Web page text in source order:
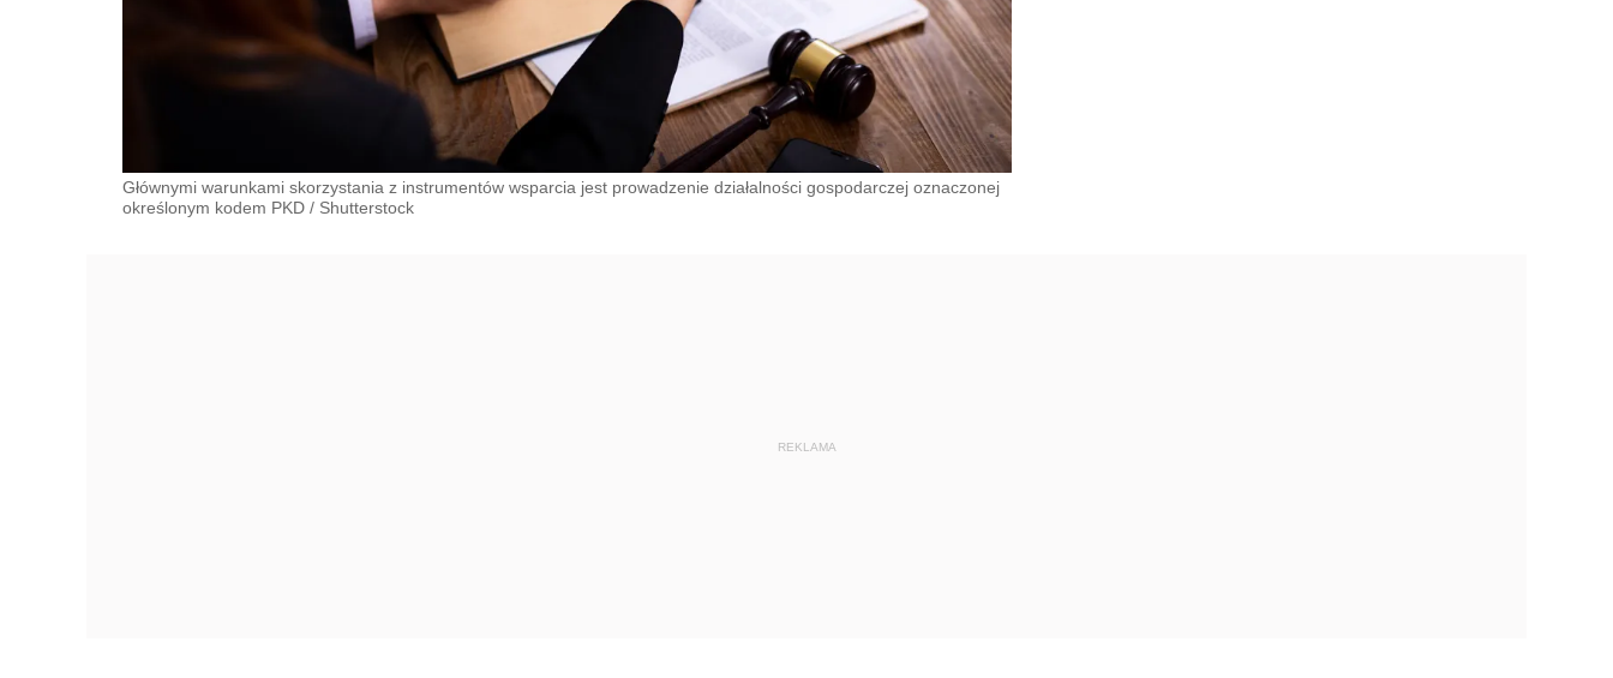
Głównymi warunkami skorzystania z instrumentów wsparcia jest prowadzenie działalności gospodarczej oznaczonej
określonym kodem PKD / Shutterstock